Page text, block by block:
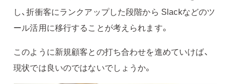
し、折衝客にランクアップした段階から Slackなどのツ
ール活用に移行することが考えられます。
このように新規顧客との打ち合わせを進めていけば、
現状では良いのではないでしょうか。